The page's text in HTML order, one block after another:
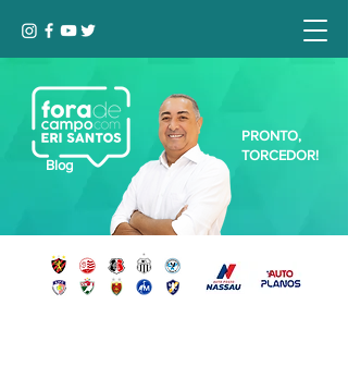
Blog
PRONTO,
TORCEDOR!